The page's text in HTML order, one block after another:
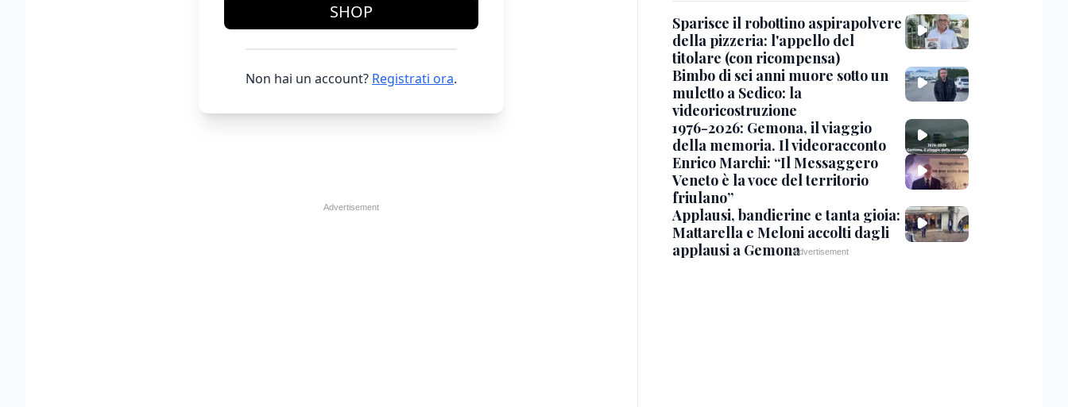
SHOP
Non hai un account? Registrati ora.
Sparisce il robottino aspirapolvere
della pizzeria: l'appello del
titolare (con ricompensa)
Bimbo di sei anni muore sotto un
muletto a Sedico: la
videoricostruzione
1976-2026: Gemona, il viaggio
della memoria. Il videoracconto
Enrico Marchi: “Il Messaggero
Veneto è la voce del territorio
friulano”
Applausi, bandierine e tanta gioia:
Mattarella e Meloni accolti dagli
applausi a Gemona